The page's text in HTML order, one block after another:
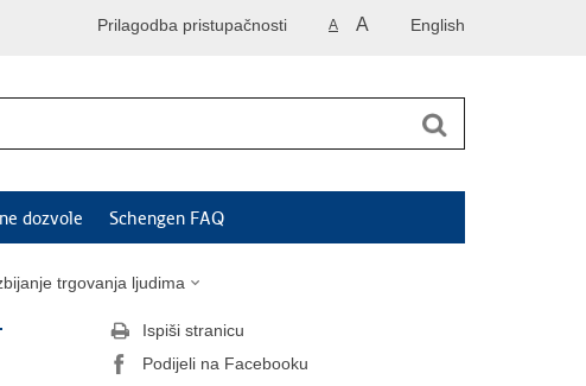
English
A A
Prilagodba pristupačnosti
dozvole Schengen FAQ
trgovanja ljudima
Ispiši stranicu
Podijeli na Facebooku